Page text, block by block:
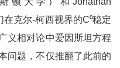
克尔-柯西视界的C⁰稳定
义相对论中爱因斯坦方程
问题，不仅推翻了此前的